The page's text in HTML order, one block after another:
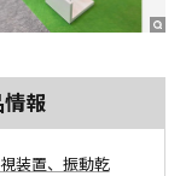
報
装置、振動乾